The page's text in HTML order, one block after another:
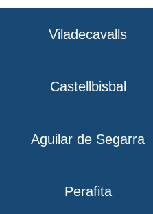
Viladecavalls
Castellbisbal
Aguilar de Segarra
Perafita